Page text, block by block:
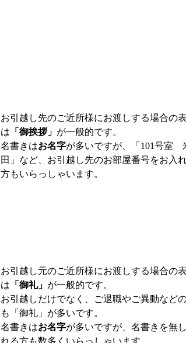
お引越し先のご近所様にお渡しする場合の
は 「御挨拶」 が一般的です。
名書きはお名字が多いですが、「101号室
田」など、お引越し先のお部屋番号をお入
方もいらっしゃいます。
お引越し元のご近所様にお渡しする場合の
は 「御礼」 が一般的です。
お引越しだけでなく、ご退職やご異動など
も「御礼」が多いです。
名書きはお名字が多いですが、名書きを無
れる方も数多くいらっしゃいます。